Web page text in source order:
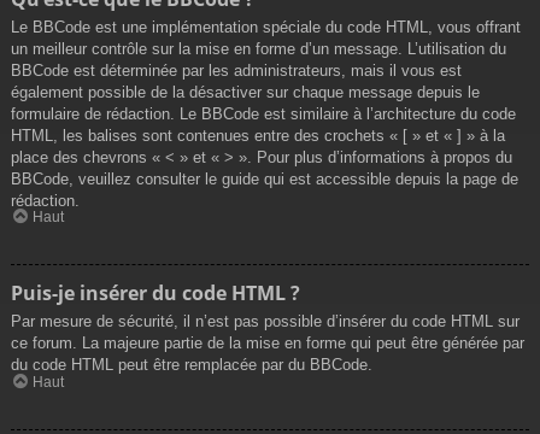
Le BBCode est une implémentation spéciale du code HTML, vous offrant
un meilleur contrôle sur la mise en forme d’un message. L’utilisation du
BBCode est déterminée par les administrateurs, mais il vous est
également possible de la désactiver sur chaque message depuis le
formulaire de rédaction. Le BBCode est similaire à l’architecture du code
HTML, les balises sont contenues entre des crochets « [ » et « ] » à la
place des chevrons « < » et « > ». Pour plus d’informations à propos du
BBCode, veuillez consulter le guide qui est accessible depuis la page de
rédaction.
Haut
Puis-je insérer du code HTML ?
Par mesure de sécurité, il n’est pas possible d’insérer du code HTML sur
ce forum. La majeure partie de la mise en forme qui peut être générée par
du code HTML peut être remplacée par du BBCode.
Haut